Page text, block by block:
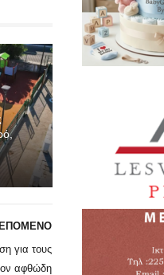
ΕΠΟΜΕΝΟ
για τους
αφθώδη